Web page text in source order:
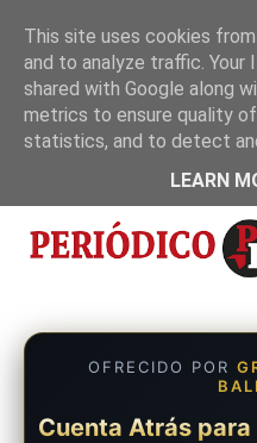
Inicio Nosotros Política de
OFRECIDO POR
Cuenta Atrás para
This site uses cookies
and to analyze traffic. Your
shared with Google along
metrics to ensure quality
statistics, and to detect
LEARN